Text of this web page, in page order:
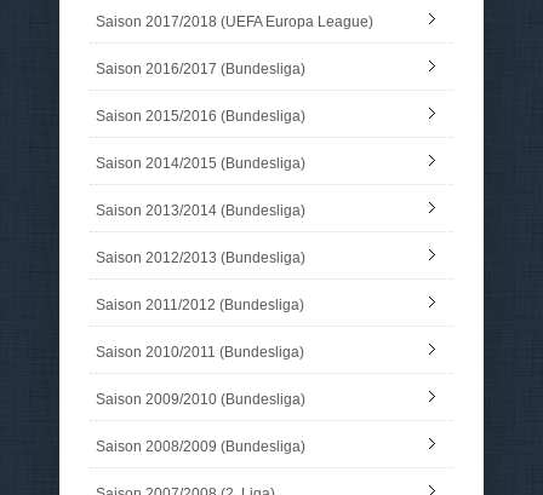
Saison 2017/2018 (UEFA Europa League)
Saison 2016/2017 (Bundesliga)
Saison 2015/2016 (Bundesliga)
Saison 2014/2015 (Bundesliga)
Saison 2013/2014 (Bundesliga)
Saison 2012/2013 (Bundesliga)
Saison 2011/2012 (Bundesliga)
Saison 2010/2011 (Bundesliga)
Saison 2009/2010 (Bundesliga)
Saison 2008/2009 (Bundesliga)